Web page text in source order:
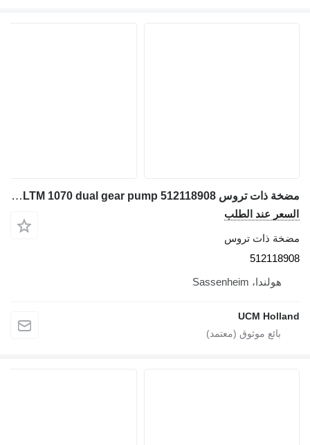
مضخة ذات تروس Liebherr LTM 1070 dual gear pump 512118908 لـ شاحنة رافعة
السعر عند الطلب
مضخة ذات تروس
512118908
هولندا، Sassenheim
UCM Holland